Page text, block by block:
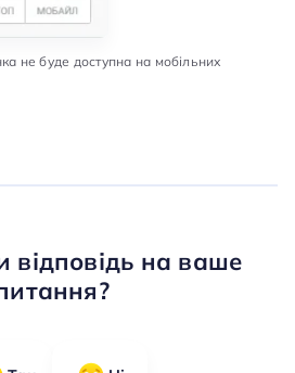
не буде доступна на мобільних
відповідь на ваше